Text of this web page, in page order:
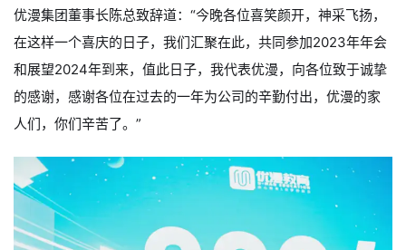
优漫集团董事长陈总致辞道：“今晚各位喜笑颜开，神采飞扬，
在这样一个喜庆的日子，我们汇聚在此，共同参加2023年年会
和展望2024年到来，值此日子，我代表优漫，向各位致于诚挚
的感谢，感谢各位在过去的一年为公司的辛勤付出，优漫的家
人们，你们辛苦了。”